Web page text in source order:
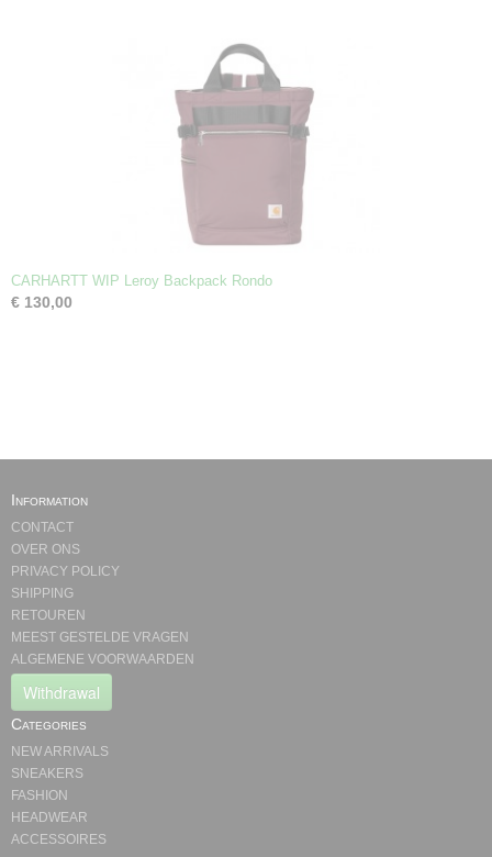
CARHARTT WIP Leroy Backpack Rondo
€ 130,00
Information
CONTACT
OVER ONS
PRIVACY POLICY
SHIPPING
RETOUREN
MEEST GESTELDE VRAGEN
ALGEMENE VOORWAARDEN
Withdrawal
Categories
NEW ARRIVALS
SNEAKERS
FASHION
HEADWEAR
ACCESSOIRES